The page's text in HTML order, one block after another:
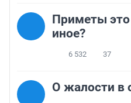
Приметы это
иное?
6 532 37
О жалости в